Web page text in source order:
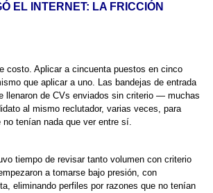
EL INTERNET: LA FRICCIÓN
costo. Aplicar a cincuenta puestos en cinco
que aplicar a uno. Las bandejas de entrada
llenaron de CVs enviados sin criterio — muchas
al mismo reclutador, varias veces, para
tenían nada que ver entre sí.
tiempo de revisar tanto volumen con criterio
a tomarse bajo presión, con
eliminando perfiles por razones que no tenían